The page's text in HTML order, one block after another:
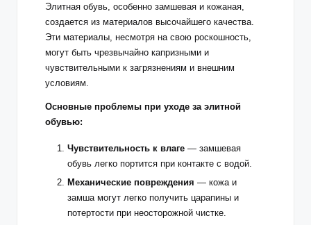
Элитная обувь, особенно замшевая и кожаная,
создается из материалов высочайшего качества.
Эти материалы, несмотря на свою роскошность,
могут быть чрезвычайно капризными и
чувствительными к загрязнениям и внешним
условиям.
Основные проблемы при уходе за элитной
обувью:
Чувствительность к влаге — замшевая
обувь легко портится при контакте с водой.
Механические повреждения — кожа и
замша могут легко получить царапины и
потертости при неосторожной чистке.